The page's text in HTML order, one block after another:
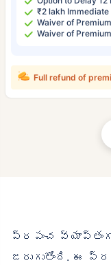
₹2 lakh
Waiver of
Waiver of
Full refund of
ప్రపంచ
జరుగుతోంది. ఈ